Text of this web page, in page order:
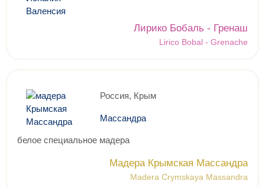
Лирико Бобаль - Гренаш
Lirico Bobal - Grenache
Россия, Крым
Массандра
белое специальное мадера
Мадера Крымская Массандра
Madera Crymskaya Massandra